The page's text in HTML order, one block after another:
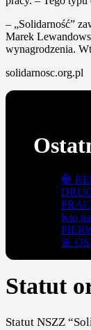
– „Solidarność”
Marek
wynagrodzenia.
solidarnosc.org.pl
🛑
Kto
🚨
Statut
Statut NSZZ